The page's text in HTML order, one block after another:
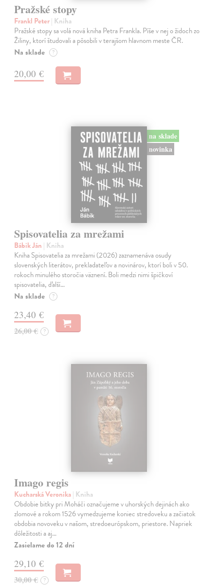
Pražské stopy
Frankl Peter| Kniha
Pražské stopy sa volá nová kniha Petra Frankla. Píše v nej o židoch zo
Žiliny, ktorí študovali a pôsobili v terajšom hlavnom meste ČR.
Na sklade ?
20,00 €
na sklade
novinka
Spisovatelia za mrežami
Bábik Ján | Kniha
Kniha Spisovatelia za mrežami (2026) zaznamenáva osudy
slovenských literátov, prekladateľov a novinárov, ktorí boli v 50.
rokoch minulého storočia väznení. Boli medzi nimi špičkoví
spisovatelia, ďalší…
Na sklade ?
23,40 €
26,00 € ?
Imago regis
Kucharská Veronika| Kniha
Obdobie bitky pri Moháči označujeme v uhorských dejinách ako
zlomové a rokom 1526 vymedzujeme koniec stredoveku a začiatok
obdobia novoveku v našom, stredoeurópskom, priestore. Napriek
dôležitosti a aj…
Zasielame do 12 dní
29,10 €
30,00 € ?